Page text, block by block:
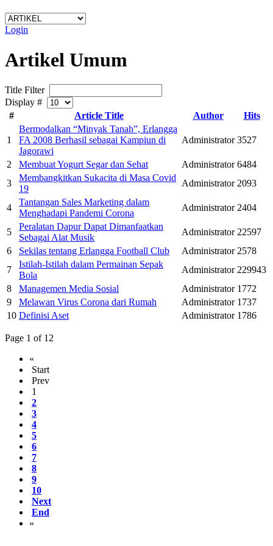
Login
Artikel Umum
Title Filter
Display #
#
Article Title Author Hits
1
Bermodalkan “Minyak Tanah”, Erlangga
FA 2008 Berhasil sebagai Kampiun di
Jagorawi
Administrator 3527
2 Membuat Yogurt Segar dan Sehat Administrator 6484
3
Membangkitkan Sukacita di Masa Covid
19
Administrator 2093
4
Tantangan Sales Marketing dalam
Menghadapi Pandemi Corona
Administrator 2404
5
Peralatan Dapur Dapat Dimanfaatkan
Sebagai Alat Musik
Administrator 22597
6
Sekilas tentang Erlangga Football Club Administrator 2578
7
Istilah-Istilah dalam Permainan Sepak
Bola
Administrator 229943
8
Managemen Media Sosial Administrator 1772
9
Melawan Virus Corona dari Rumah Administrator 1737
10 Definisi Aset Administrator 1786
Page 1 of 12
«
Start
Prev
1
2
3
4
5
6
7
8
9
10
Next
End
»